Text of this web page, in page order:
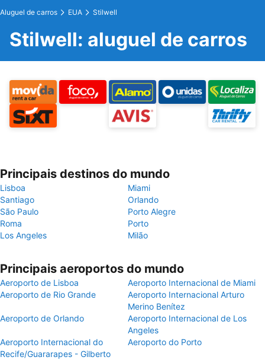
Aluguel de carros EUA Stilwell
Stilwell: aluguel de carros
Principais destinos do mundo
Lisboa
Miami
Santiago
Orlando
São Paulo
Porto Alegre
Roma
Porto
Los Angeles
Milão
Principais aeroportos do mundo
Aeroporto de Lisboa
Aeroporto Internacional de Miami
Aeroporto de Rio Grande
Aeroporto Internacional Arturo
Merino Benítez
Aeroporto de Orlando
Aeroporto Internacional de Los
Angeles
Aeroporto Internacional do
Recife/Guararapes - Gilberto
Aeroporto do Porto